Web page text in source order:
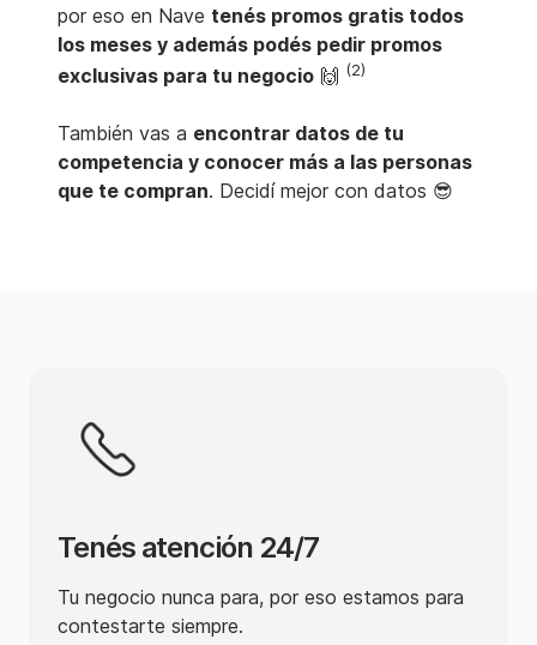
por eso en Nave tenés promos gratis todos
los meses y además podés pedir promos
exclusivas para tu negocio 🙌 (2)
También vas a encontrar datos de tu
competencia y conocer más a las personas
que te compran. Decidí mejor con datos 😎
Tenés atención 24/7
Tu negocio nunca para, por eso estamos para
contestarte siempre.